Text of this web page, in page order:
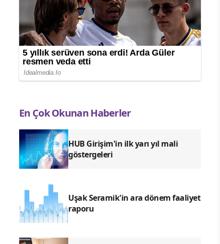
En Çok Okunan Haberler
HUB Girişim'in ilk yarı yıl mali
göstergeleri
Uşak Seramik'in ara dönem faaliyet
raporu